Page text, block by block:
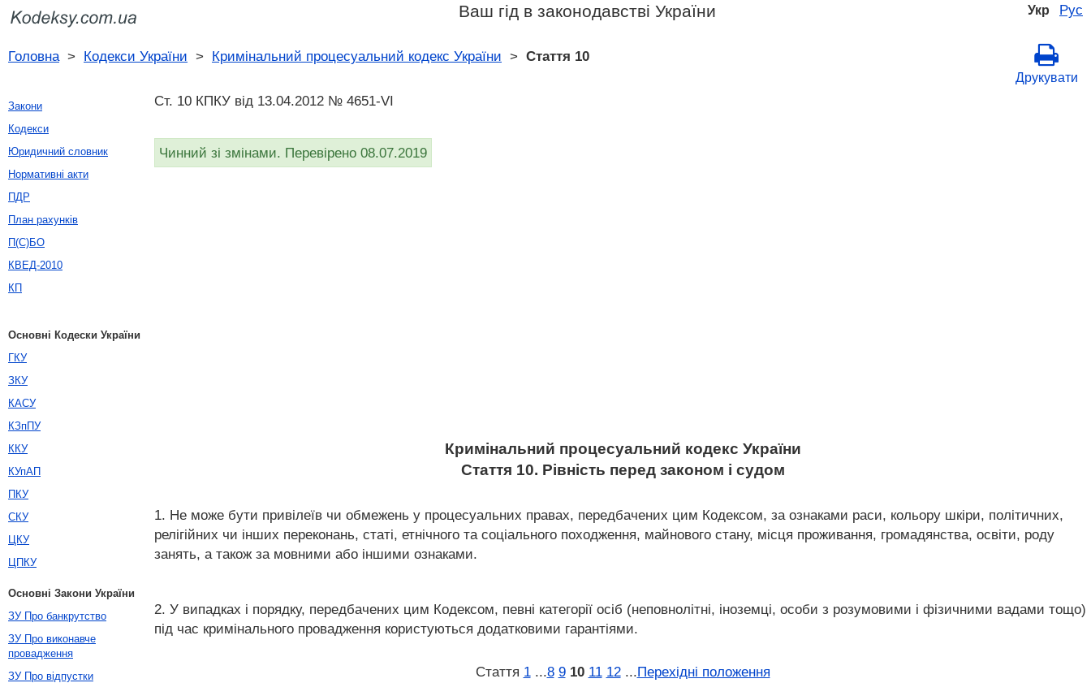
Укр Рус
Ваш гід в законодавстві України
Головна> Кодекси України > Кримінальний процесуальний кодекс України > Стаття 10
Друкувати
Ст. 10 КПКУ від 13.04.2012 № 4651-VI
Чинний зі змінами. Перевірено 08.07.2019
Кримінальний процесуальний кодекс України
Стаття 10. Рівність перед законом і судом
1. Не може бути привілеїв чи обмежень у процесуальних правах, передбачених цим Кодексом, за ознаками раси, кольору шкіри, політичних,
релігійних чи інших переконань, статі, етнічного та соціального походження, майнового стану, місця проживання, громадянства, освіти, роду
занять, а також за мовними або іншими ознаками.
2. У випадках і порядку, передбачених цим Кодексом, певні категорії осіб (неповнолітні, іноземці, особи з розумовими і фізичними вадами тощо)
під час кримінального провадження користуються додатковими гарантіями.
Стаття 1 ...8 9 10 11 12 ...Перехідні положення
Закони
Кодекси
Юридичний словник
Нормативні акти
ПДР
План рахунків
П(С)БО
КВЕД-2010
КП
Основні Кодески України
ГКУ
ЗКУ
КАСУ
КЗпПУ
ККУ
КУпАП
ПКУ
СКУ
ЦКУ
ЦПКУ
Основні Закони України
ЗУ Про банкрутство
ЗУ Про виконавче
провадження
ЗУ Про відпустки